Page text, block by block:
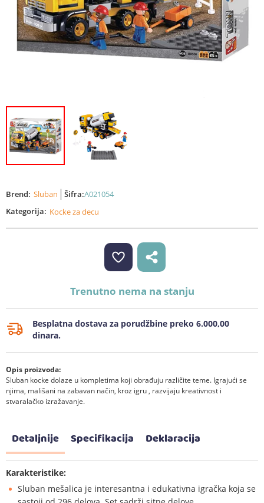
Brend: Sluban Šifra:A021054
Kategorija: Kocke za decu
Trenutno nema na stanju
Besplatna dostava za porudžbine preko 6.000,00
dinara.
Opis proizvoda:
Sluban kocke dolaze u kompletima koji obrađuju različite teme. Igrajući se
njima, mališani na zabavan način, kroz igru , razvijaju kreativnost i
stvaralačko izražavanje.
Detaljnije Specifikacija Deklaracija
Karakteristike:
Sluban mešalica je interesantna i edukativna igračka koja se